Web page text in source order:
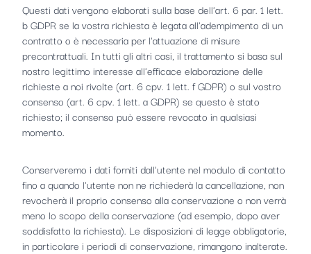
Questi dati vengono elaborati sulla base dell'art. 6 par. 1 lett.
b GDPR se la vostra richiesta è legata all'adempimento di un
contratto o è necessaria per l'attuazione di misure
precontrattuali. In tutti gli altri casi, il trattamento si basa sul
nostro legittimo interesse all'efficace elaborazione delle
richieste a noi rivolte (art. 6 cpv. 1 lett. f GDPR) o sul vostro
consenso (art. 6 cpv. 1 lett. a GDPR) se questo è stato
richiesto; il consenso può essere revocato in qualsiasi
momento.
Conserveremo i dati forniti dall'utente nel modulo di contatto
fino a quando l'utente non ne richiederà la cancellazione, non
revocherà il proprio consenso alla conservazione o non verrà
meno lo scopo della conservazione (ad esempio, dopo aver
soddisfatto la richiesta). Le disposizioni di legge obbligatorie,
in particolare i periodi di conservazione, rimangono inalterate.